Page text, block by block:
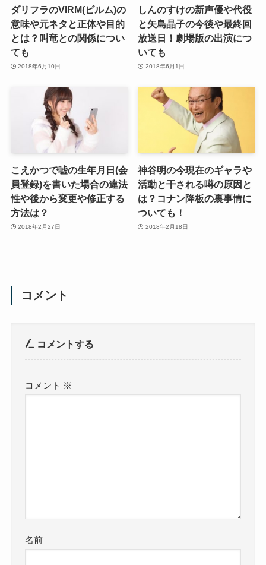
ダリフラのVIRM(ビルム)の
意味や元ネタと正体や目的
とは？叫竜との関係につい
ても
2018年6月10日
しんのすけの新声優や代役
と矢島晶子の今後や最終回
放送日！劇場版の出演につ
いても
2018年6月1日
こえかつで嘘の生年月日(会
員登録)を書いた場合の違法
性や後から変更や修正する
方法は？
2018年2月27日
神谷明の今現在のギャラや
活動と干される噂の原因と
は？コナン降板の裏事情に
ついても！
2018年2月18日
コメント
コメントする
コメント ※
名前